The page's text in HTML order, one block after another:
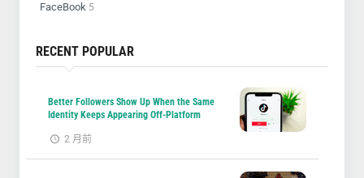
FaceBook 5
RECENT POPULAR
Better Followers Show Up When the Same
Identity Keeps Appearing Off-Platform
2 月前